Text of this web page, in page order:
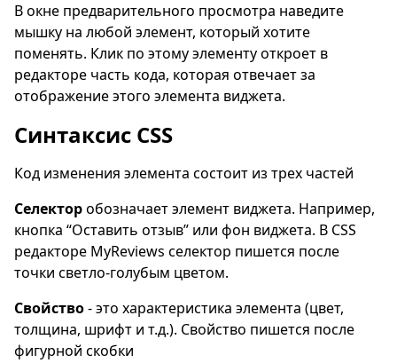
В окне предварительного просмотра наведите
мышку на любой элемент, который хотите
поменять. Клик по этому элементу откроет в
редакторе часть кода, которая отвечает за
отображение этого элемента виджета.
Синтаксис CSS
Код изменения элемента состоит из трех частей
Селекторобозначает элемент виджета. Например,
кнопка “Оставить отзыв” или фон виджета. В CSS
редакторе MyReviews селектор пишется после
точки светло-голубым цветом.
Свойство- это характеристика элемента (цвет,
толщина, шрифт и т.д.). Свойство пишется после
фигурной скобки